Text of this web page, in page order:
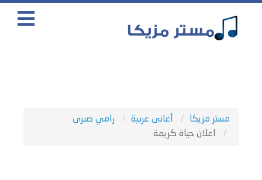
مستر مزيكا أغانى عربية
رامي صبرى
اعلان حياة كريمة